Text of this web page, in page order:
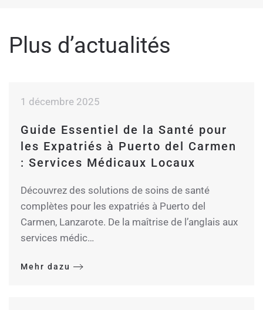
Plus d’actualités
1 décembre 2025
Guide Essentiel de la Santé pour
les Expatriés à Puerto del Carmen
: Services Médicaux Locaux
Découvrez des solutions de soins de santé
complètes pour les expatriés à Puerto del
Carmen, Lanzarote. De la maîtrise de l’anglais aux
services médic…
Mehr dazu